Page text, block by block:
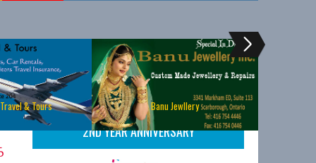
& Tours Banu Jewllery
2ND YEAR ANNIVERSARY